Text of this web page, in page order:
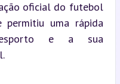
oficial do futebol
permitiu uma rápida
e a sua